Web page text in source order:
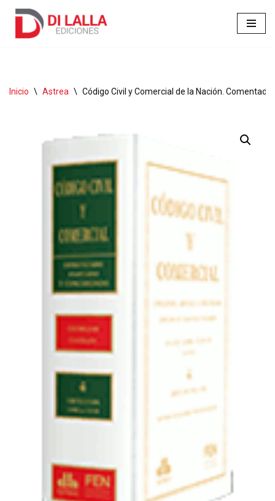
Inicio \ Astrea \ Código Civil y Comercial de la Nación.